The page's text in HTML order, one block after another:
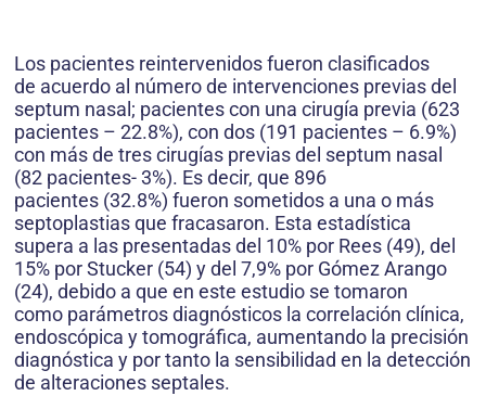
Los pacientes reintervenidos fueron clasificados
de acuerdo al número de intervenciones previas del
septum nasal; pacientes con una cirugía previa (623
pacientes – 22.8%), con dos (191 pacientes – 6.9%)
con más de tres cirugías previas del septum nasal
(82 pacientes- 3%). Es decir, que 896
pacientes (32.8%) fueron sometidos a una o más
septoplastias que fracasaron. Esta estadística
supera a las presentadas del 10% por Rees (49), del
15% por Stucker (54) y del 7,9% por Gómez Arango
(24), debido a que en este estudio se tomaron
como parámetros diagnósticos la correlación clínica,
endoscópica y tomográfica, aumentando la precisión
diagnóstica y por tanto la sensibilidad en la detección
de alteraciones septales.